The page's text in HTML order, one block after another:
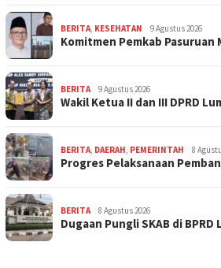
BERITA, KESEHATAN 9 Agustus 2026
Komitmen Pemkab
BERITA 9 Agustus 2026
Wakil Ketua II dan III DPRD
BERITA, DAERAH, PEMERINTAH 8
Progres Pelaksanaan
BERITA 8 Agustus 2026
Dugaan Pungli SKAB di